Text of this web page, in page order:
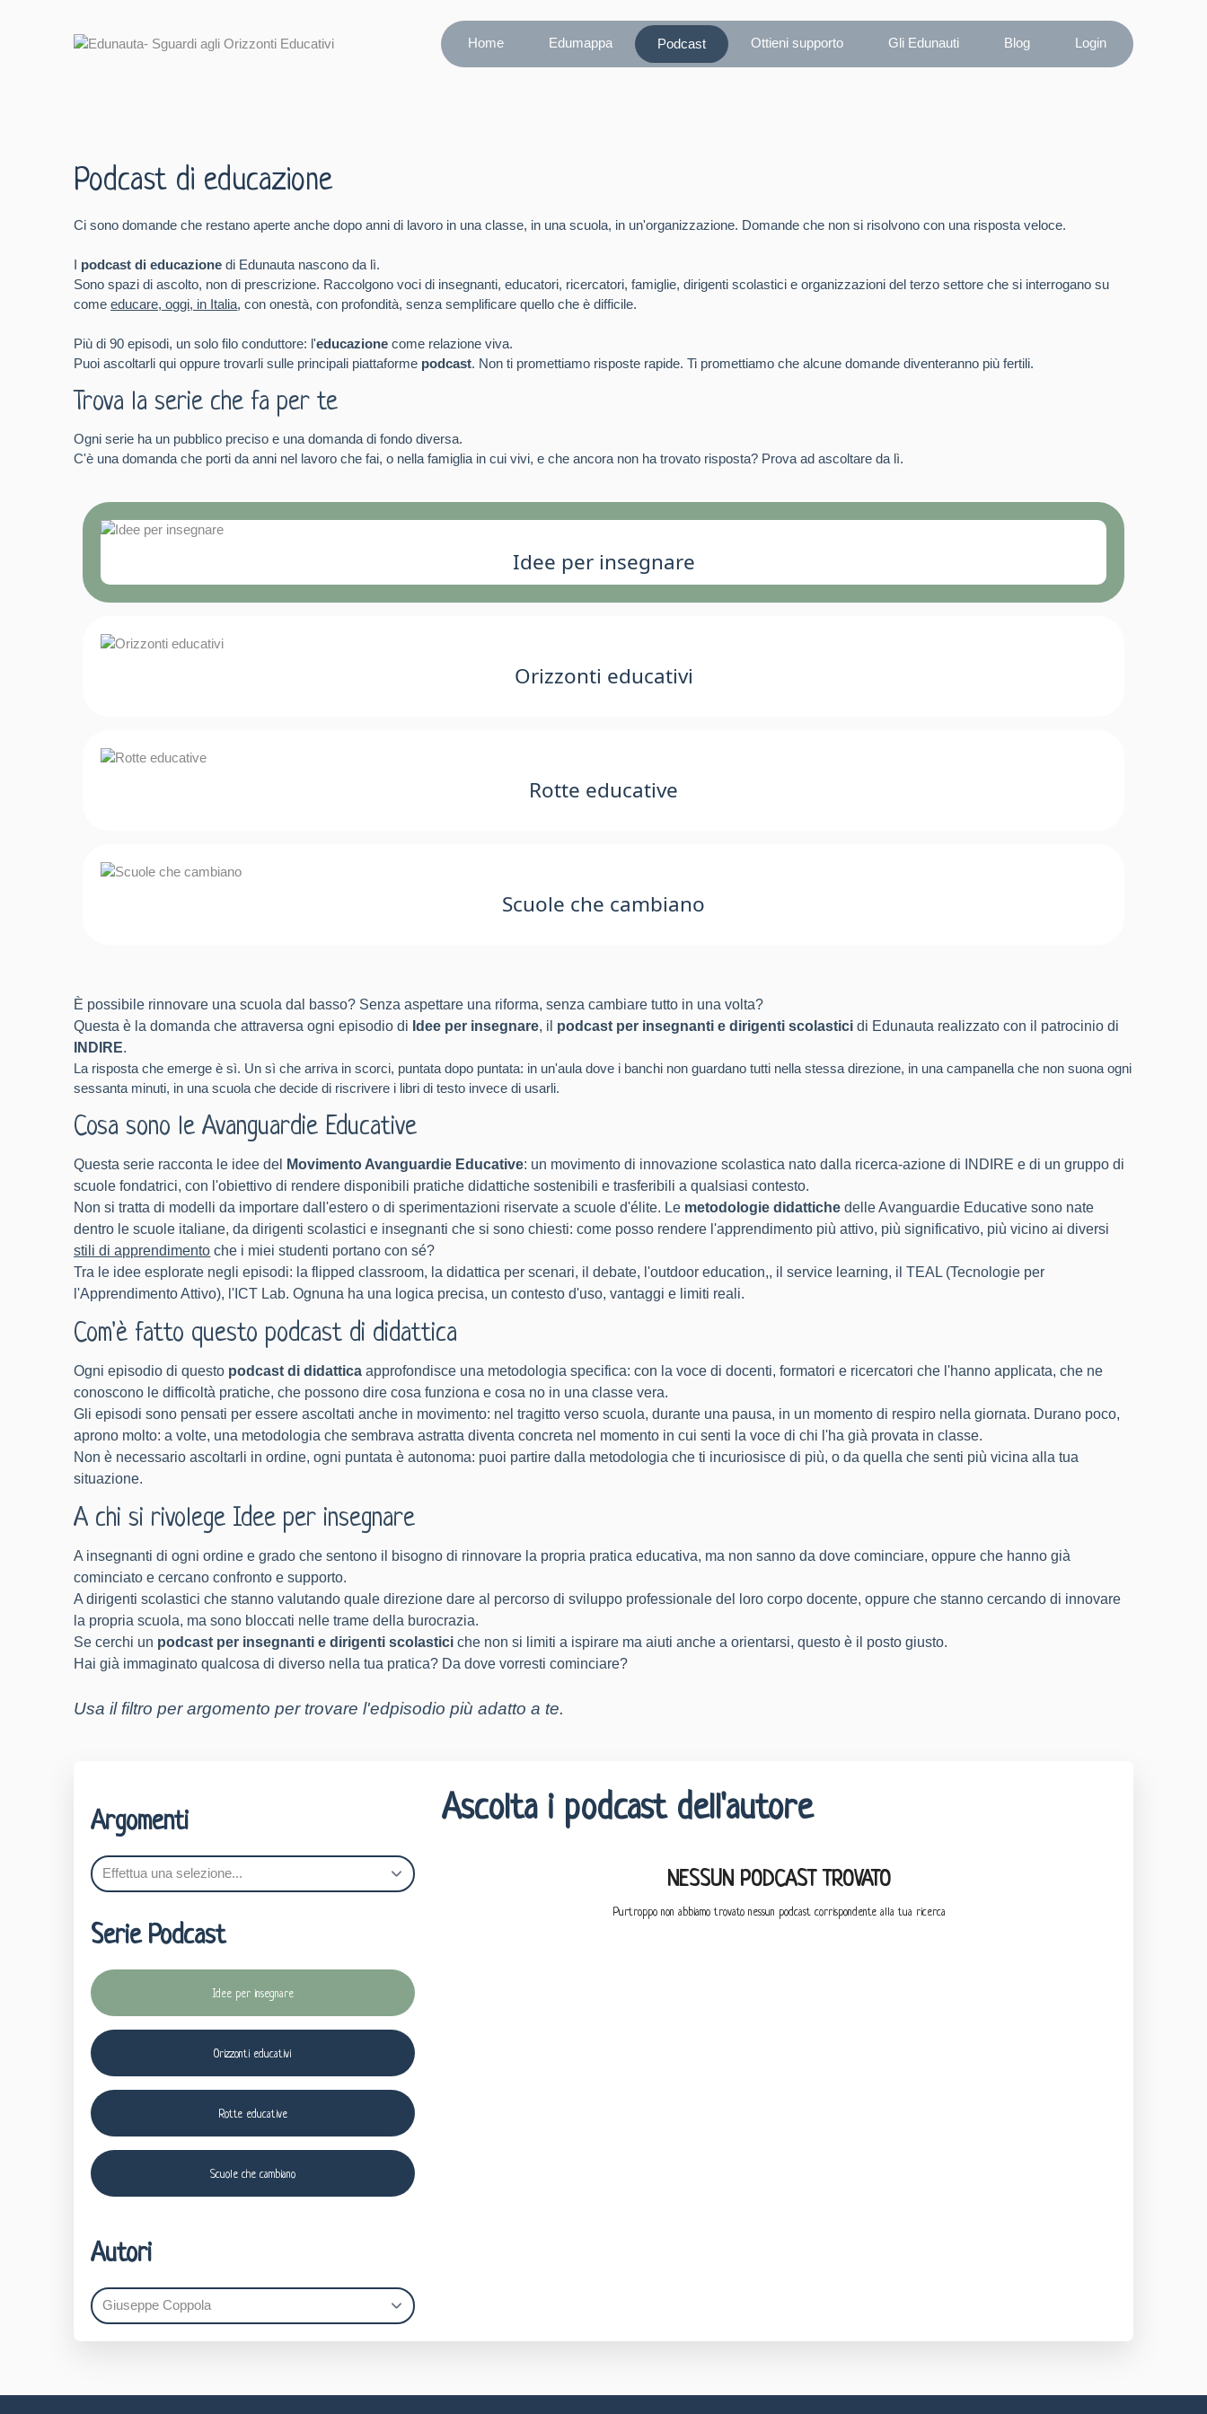
Home Edumappa Podcast Ottieni supporto Gli Edunauti Blog Login
Podcast di educazione
Ci sono domande che restano aperte anche dopo anni di lavoro in una classe, in una scuola, in un'organizzazione. Domande che non si risolvono con una risposta veloce.
I podcast di educazionedi Edunauta nascono da lì.
Sono spazi di ascolto, non di prescrizione. Raccolgono voci di insegnanti, educatori, ricercatori, famiglie, dirigenti scolastici e organizzazioni del terzo settore che si interrogano su
comeeducare, oggi, in Italia, con onestà, con profondità, senza semplificare quello che è difficile.
Più di 90 episodi, un solo filo conduttore: l'educazione come relazione viva.
Puoi ascoltarli qui oppure trovarli sulle principali piattaforme podcast. Non ti promettiamo risposte rapide. Ti promettiamo che alcune domande diventeranno più fertili.
Trova la serie che fa per te
Ogni serie ha un pubblico preciso e una domanda di fondo diversa.
C'è una domanda che porti da anni nel lavoro che fai, o nella famiglia in cui vivi, e che ancora non ha trovato risposta? Prova ad ascoltare da lì.
Idee per insegnare
Orizzonti educativi
Rotte educative
Scuole che cambiano
È possibile rinnovare una scuola dal basso? Senza aspettare una riforma, senza cambiare tutto in una volta?
Questa è la domanda che attraversa ogni episodio di Idee per insegnare, il podcast per insegnanti e dirigenti scolasticidi Edunauta realizzato con il patrocinio di
INDIRE.
La risposta che emerge è sì. Un sì che arriva in scorci, puntata dopo puntata: in un'aula dove i banchi non guardano tutti nella stessa direzione, in una campanella che non suona ogni
sessanta minuti, in una scuola che decide di riscrivere i libri di testo invece di usarli.
Cosa sono le Avanguardie Educative
Questa serie racconta le idee del Movimento Avanguardie Educative: un movimento di innovazione scolastica nato dalla ricerca-azione di INDIRE e di un gruppo di
scuole fondatrici, con l'obiettivo di rendere disponibili pratiche didattiche sostenibili e trasferibili a qualsiasi contesto.
Non si tratta di modelli da importare dall'estero o di sperimentazioni riservate a scuole d'élite. Le metodologie didattiche delle Avanguardie Educative sono nate
dentro le scuole italiane, da dirigenti scolastici e insegnanti che si sono chiesti: come posso rendere l'apprendimento più attivo, più significativo, più vicino ai diversi
stili di apprendimento che i miei studenti portano con sé?
Tra le idee esplorate negli episodi: la flipped classroom, la didattica per scenari, il debate, l'outdoor education,, il service learning, il TEAL (Tecnologie per
l'Apprendimento Attivo), l'ICT Lab. Ognuna ha una logica precisa, un contesto d'uso, vantaggi e limiti reali.
Com'è fatto questo podcast di didattica
Ogni episodio di questo podcast di didattica approfondisce una metodologia specifica: con la voce di docenti, formatori e ricercatori che l'hanno applicata, che ne
conoscono le difficoltà pratiche, che possono dire cosa funziona e cosa no in una classe vera.
Gli episodi sono pensati per essere ascoltati anche in movimento: nel tragitto verso scuola, durante una pausa, in un momento di respiro nella giornata. Durano poco,
aprono molto: a volte, una metodologia che sembrava astratta diventa concreta nel momento in cui senti la voce di chi l'ha già provata in classe.
Non è necessario ascoltarli in ordine, ogni puntata è autonoma: puoi partire dalla metodologia che ti incuriosisce di più, o da quella che senti più vicina alla tua
situazione.
A chi si rivolege Idee per insegnare
A insegnanti di ogni ordine e grado che sentono il bisogno di rinnovare la propria pratica educativa, ma non sanno da dove cominciare, oppure che hanno già
cominciato e cercano confronto e supporto.
A dirigenti scolastici che stanno valutando quale direzione dare al percorso di sviluppo professionale del loro corpo docente, oppure che stanno cercando di innovare
la propria scuola, ma sono bloccati nelle trame della burocrazia.
Se cerchi un podcast per insegnanti e dirigenti scolastici che non si limiti a ispirare ma aiuti anche a orientarsi, questo è il posto giusto.
Hai già immaginato qualcosa di diverso nella tua pratica? Da dove vorresti cominciare?
Usa il filtro per argomento per trovare l'edpisodio più adatto a te.
Argomenti
Serie Podcast
Idee per insegnare
Orizzonti educativi
Rotte educative
Scuole che cambiano
Autori
Ascolta i podcast dell'autore
NESSUN PODCAST TROVATO
Purtroppo non abbiamo trovato nessun podcast corrispondente alla tua ricerca